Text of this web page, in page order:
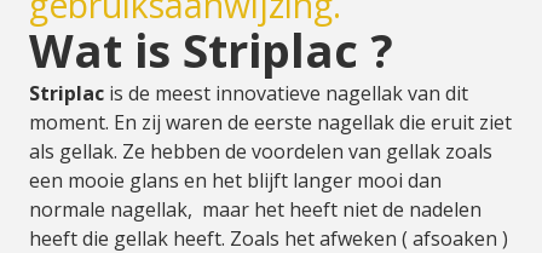
Wat is Striplac ?
Striplac is de meest innovatieve nagellak van dit
moment. En zij waren de eerste nagellak die eruit ziet
als gellak. Ze hebben de voordelen van gellak zoals
een mooie glans en het blijft langer mooi dan
normale nagellak, maar het heeft niet de nadelen
heeft die gellak heeft. Zoals het afweken ( afsoaken )